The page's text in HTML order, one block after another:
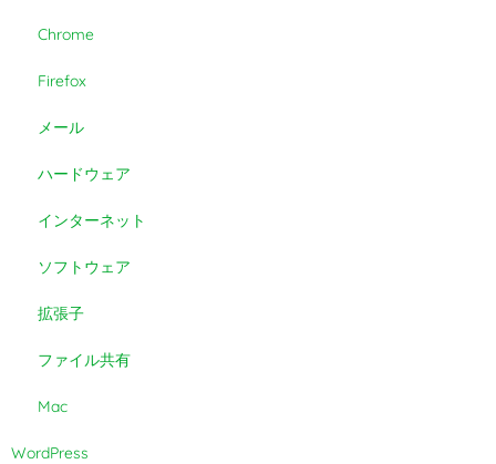
Chrome
Firefox
メール
ハードウェア
インターネット
ソフトウェア
拡張子
ファイル共有
Mac
WordPress